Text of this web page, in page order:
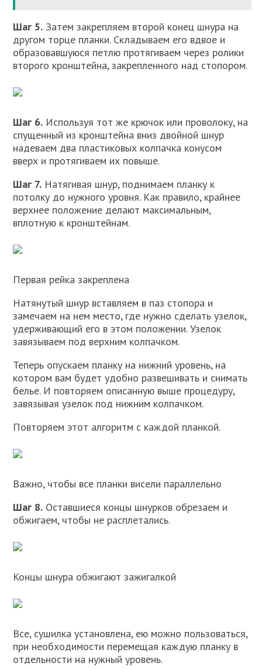
Шаг 5. Затем закрепляем второй конец шнура на
другом торце планки. Складываем его вдвое и
образовавшуюся петлю протягиваем через ролики
второго кронштейна, закрепленного над стопором.
Шаг 6. Используя тот же крючок или проволоку, на
спущенный из кронштейна вниз двойной шнур
надеваем два пластиковых колпачка конусом
вверх и протягиваем их повыше.
Шаг 7. Натягивая шнур, поднимаем планку к
потолку до нужного уровня. Как правило, крайнее
верхнее положение делают максимальным,
вплотную к кронштейнам.
Первая рейка закреплена
Натянутый шнур вставляем в паз стопора и
замечаем на нем место, где нужно сделать узелок,
удерживающий его в этом положении. Узелок
завязываем под верхним колпачком.
Теперь опускаем планку на нижний уровень, на
котором вам будет удобно развешивать и снимать
белье. И повторяем описанную выше процедуру,
завязывая узелок под нижним колпачком.
Повторяем этот алгоритм с каждой планкой.
Важно, чтобы все планки висели параллельно
Шаг 8. Оставшиеся концы шнурков обрезаем и
обжигаем, чтобы не расплетались.
Концы шнура обжигают зажигалкой
Все, сушилка установлена, ею можно пользоваться,
при необходимости перемещая каждую планку в
отдельности на нужный уровень.